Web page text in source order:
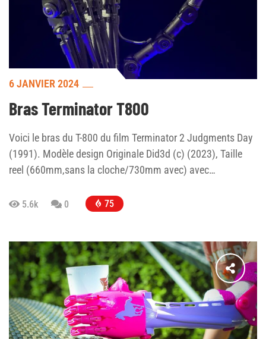
6 JANVIER 2024
Bras Terminator T800
Voici le bras du T-800 du film Terminator 2 Judgments Day
(1991). Modèle design Originale Did3d (c) (2023), Taille
reel (660mm,sans la cloche/730mm avec) avec…
5.6k 0 75